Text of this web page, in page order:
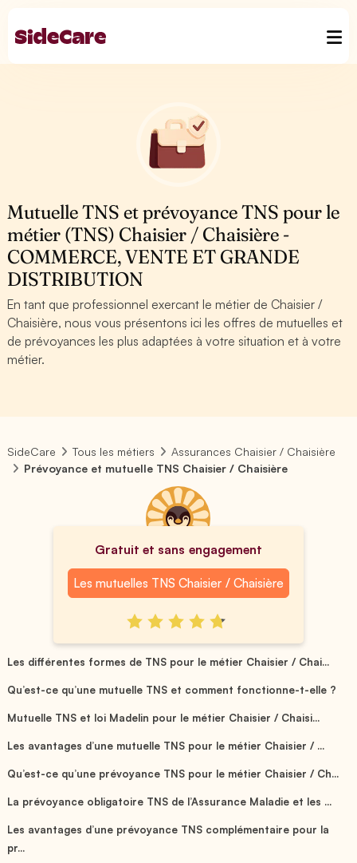
Mutuelle TNS et prévoyance TNS pour le
métier (TNS) Chaisier / Chaisière -
COMMERCE, VENTE ET GRANDE
DISTRIBUTION
En tant que professionnel exercant le métier de Chaisier /
Chaisière, nous vous présentons ici les offres de mutuelles et
de prévoyances les plus adaptées à votre situation et à votre
métier.
SideCare Tous les métiers
Assurances Chaisier / Chaisière
Prévoyance et mutuelle TNS Chaisier / Chaisière
Gratuit et sans engagement
Les mutuelles TNS Chaisier / Chaisière
Les différentes formes de TNS pour le métier Chaisier / Chai...
Qu’est-ce qu’une mutuelle TNS et comment fonctionne-t-elle ?
Mutuelle TNS et loi Madelin pour le métier Chaisier / Chaisi...
Les avantages d’une mutuelle TNS pour le métier Chaisier / ...
Qu’est-ce qu’une prévoyance TNS pour le métier Chaisier / Ch...
La prévoyance obligatoire TNS de l’Assurance Maladie et les ...
Les avantages d’une prévoyance TNS complémentaire pour la
pr...